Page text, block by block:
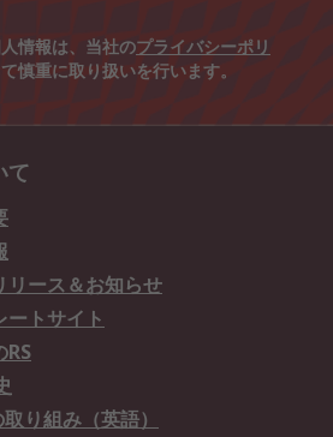
情報は、当社のプライバシーポリ
慎重に取り扱いを行います。
て
リース＆お知らせ
ートサイト
RS
り組み（英語）